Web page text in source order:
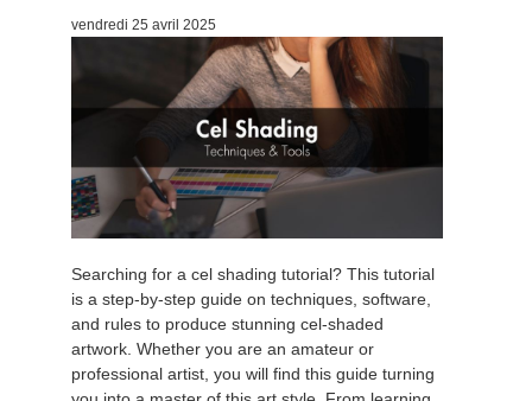
TeamManager
Soumettre un projet SketchUp
Soumettre un projet Rhino
Mental Ray
vendredi 25 avril 2025
Searching for a cel shading tutorial? This tutorial
is a step-by-step guide on techniques, software,
and rules to produce stunning cel-shaded
artwork. Whether you are an amateur or
professional artist, you will find this guide turning